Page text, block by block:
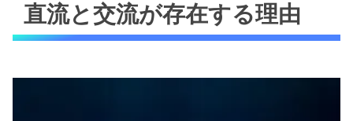
直流と交流が存在する理由